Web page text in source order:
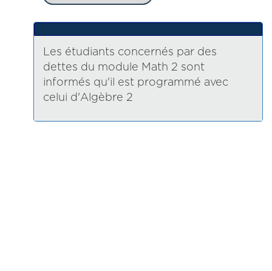
Les étudiants concernés par des
dettes du module Math 2 sont
informés qu'il est programmé avec
celui d'Algèbre 2